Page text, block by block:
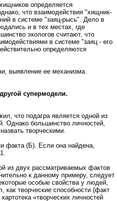
определяется
что взаимодействия "хищник-
в системе "заяц-рысь". Дело в
и в тех местах, где
экологов считают, что
в системе "заяц - его
определяются
выявление ее механизма.
супермодели.
что подагра является одной из
Однако большинство личностей,
творческими.
факта (Б). Если она найдена,
из двух рассматриваемых фактов
к данному примеру, следует
особые свойства у людей,
творческие способности (факт
«творческих личностей